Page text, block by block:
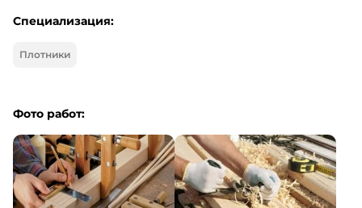
Специализация:
Плотники
Фото работ: